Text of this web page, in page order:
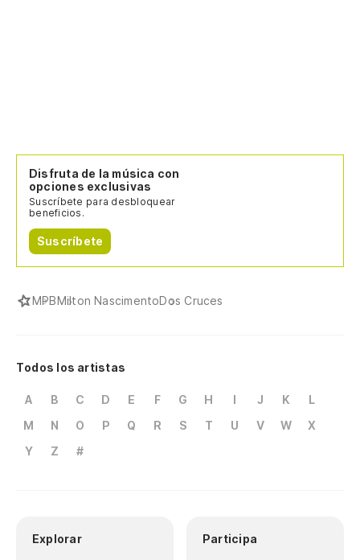
Disfruta de la música con
opciones exclusivas
Suscríbete para desbloquear
beneficios.
Suscríbete
MPBMilton NascimentoDos Cruces
Todos los artistas
A B C D E F G H I J K
L
M
N O P Q R S T U V W
X
Y
Z #
Explorar Participa